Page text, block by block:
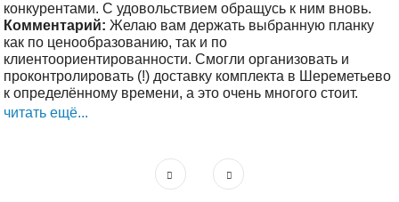
конкурентами. С удовольствием обращусь к ним вновь.
Комментарий: Желаю вам держать выбранную планку
как по ценообразованию, так и по
клиентоориентированности. Смогли организовать и
проконтролировать (!) доставку комплекта в Шереметьево
к определённому времени, а это очень многого стоит.
читать ещё...